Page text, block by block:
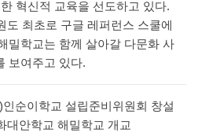
혁신적 교육을 선도하고 있다.
도 최초로 구글 레퍼런스 스쿨에
밀학교는 함께 살아갈 다문화 사
보여주고 있다.
인순이학교 설립준비위원회 창설
대안학교 해밀학교 개교